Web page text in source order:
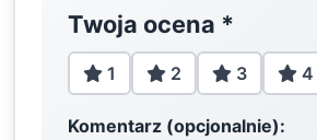
Twoja ocena *
1 2 3 4
Komentarz (opcjonalnie):